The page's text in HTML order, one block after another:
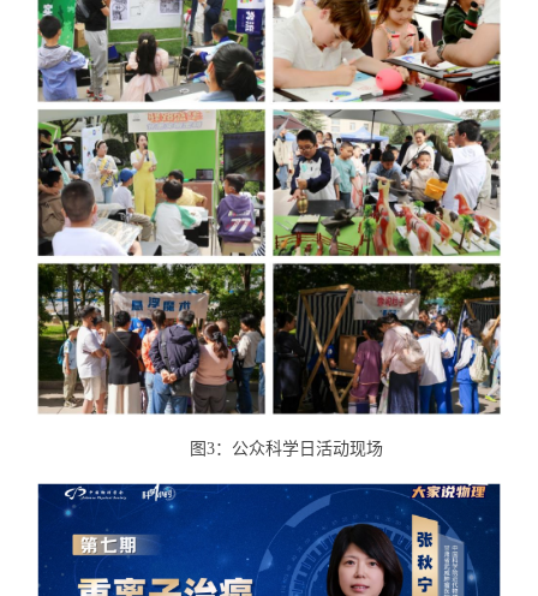
图3：公众科学日活动现场